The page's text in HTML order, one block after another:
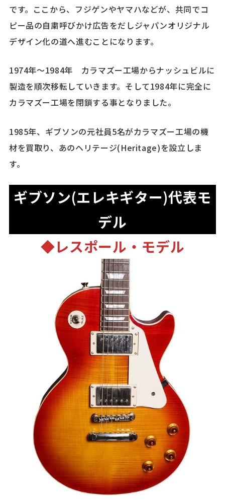
です。ここから、フジゲンやヤマハなどが、共同でコ
ピー品の自粛呼びかけ広告をだしジャパンオリジナル
デザイン化の道へ進むことになります。
1974年～1984年 カラマズー工場からナッシュビルに
製造を順次移転していきます。そして1984年に完全に
カラマズー工場を閉鎖する事となりました。
1985年、ギブソンの元社員5名がカラマズー工場の機
材を買取り、あのヘリテージ(Heritage)を設立しま
す。
ギブソン(エレキギター)代表モ
デル
◆レスポール・モデル